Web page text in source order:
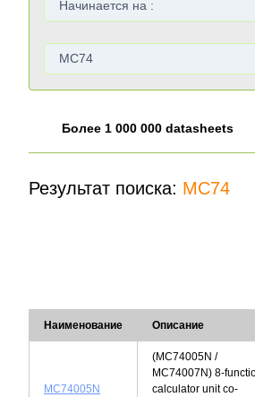
Более 1 000 000 datasheets
Результат поиска: MC74
Наименование Описание
MC74005N
(MC74005N /
MC74007N) 8-
calculator unit co-